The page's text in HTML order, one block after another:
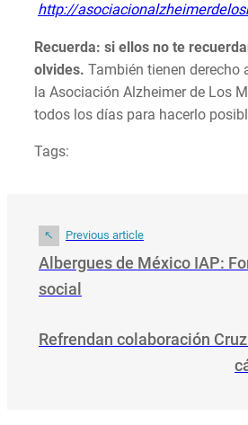
http://
Recuerda: si ellos no te
olvides. También tienen derecho
la Asociación Alzheimer de Los
todos los días para hacerlo
Tags:
Previous article
Albergues de México IAP:
social
Refrendan colaboración